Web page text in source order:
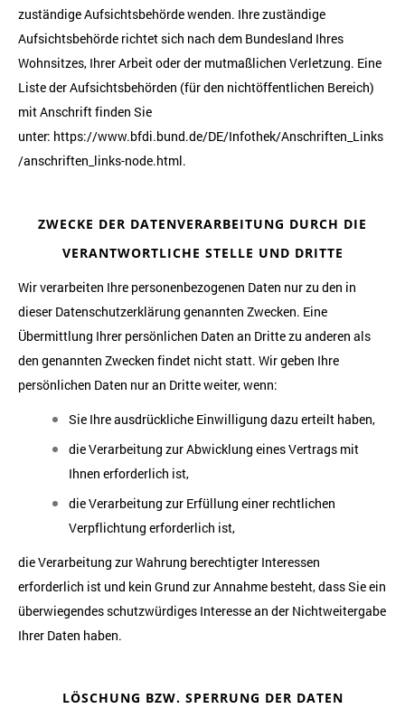
zuständige Aufsichtsbehörde wenden. Ihre zuständige
Aufsichtsbehörde richtet sich nach dem Bundesland Ihres
Wohnsitzes, Ihrer Arbeit oder der mutmaßlichen Verletzung. Eine
Liste der Aufsichtsbehörden (für den nichtöffentlichen Bereich)
mit Anschrift finden Sie
unter: https://www.bfdi.bund.de/DE/Infothek/Anschriften_Links
/anschriften_links-node.html.
ZWECKE DER DATENVERARBEITUNG DURCH DIE
VERANTWORTLICHE STELLE UND DRITTE
Wir verarbeiten Ihre personenbezogenen Daten nur zu den in
dieser Datenschutzerklärung genannten Zwecken. Eine
Übermittlung Ihrer persönlichen Daten an Dritte zu anderen als
den genannten Zwecken findet nicht statt. Wir geben Ihre
persönlichen Daten nur an Dritte weiter, wenn:
Sie Ihre ausdrückliche Einwilligung dazu erteilt haben,
die Verarbeitung zur Abwicklung eines Vertrags mit
Ihnen erforderlich ist,
die Verarbeitung zur Erfüllung einer rechtlichen
Verpflichtung erforderlich ist,
die Verarbeitung zur Wahrung berechtigter Interessen
erforderlich ist und kein Grund zur Annahme besteht, dass Sie ein
überwiegendes schutzwürdiges Interesse an der Nichtweitergabe
Ihrer Daten haben.
LÖSCHUNG BZW. SPERRUNG DER DATEN